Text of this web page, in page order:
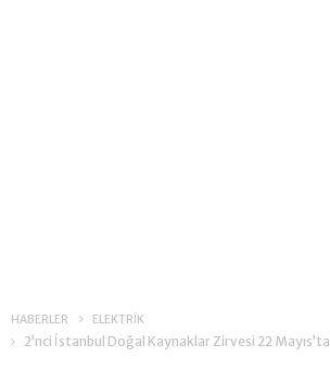
HABERLER ELEKTRİK
2’nci İstanbul Doğal Kaynaklar Zirvesi 22 Mayıs’ta